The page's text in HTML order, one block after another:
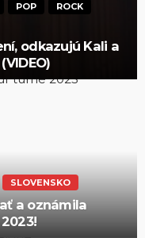
POP
ROCK
odkazujú Kali a
SLOVENSKO
a oznámila